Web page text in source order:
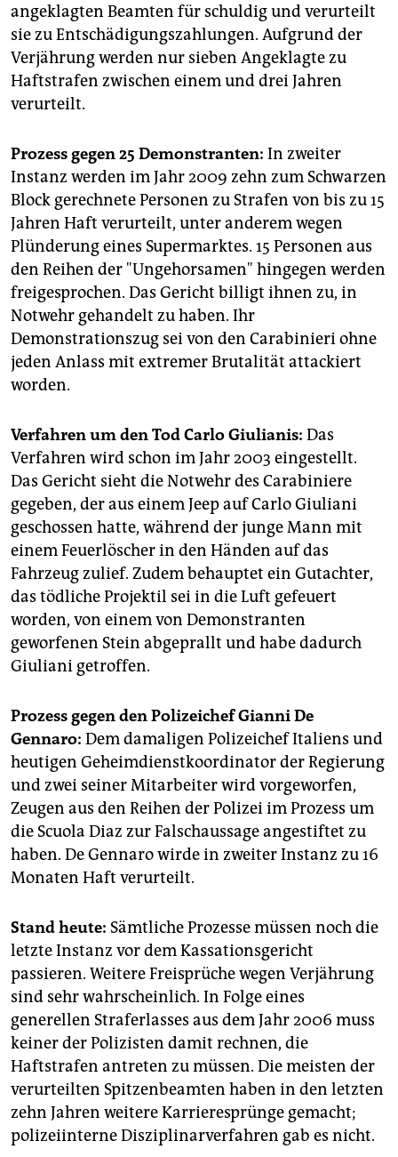
angeklagten Beamten für schuldig und verurteilt
sie zu Entschädigungszahlungen. Aufgrund der
Verjährung werden nur sieben Angeklagte zu
Haftstrafen zwischen einem und drei Jahren
verurteilt.
Prozess gegen 25 Demonstranten: In zweiter
Instanz werden im Jahr 2009 zehn zum Schwarzen
Block gerechnete Personen zu Strafen von bis zu 15
Jahren Haft verurteilt, unter anderem wegen
Plünderung eines Supermarktes. 15 Personen aus
den Reihen der "Ungehorsamen" hingegen werden
freigesprochen. Das Gericht billigt ihnen zu, in
Notwehr gehandelt zu haben. Ihr
Demonstrationszug sei von den Carabinieri ohne
jeden Anlass mit extremer Brutalität attackiert
worden.
Verfahren um den Tod Carlo Giulianis: Das
Verfahren wird schon im Jahr 2003 eingestellt.
Das Gericht sieht die Notwehr des Carabiniere
gegeben, der aus einem Jeep auf Carlo Giuliani
geschossen hatte, während der junge Mann mit
einem Feuerlöscher in den Händen auf das
Fahrzeug zulief. Zudem behauptet ein Gutachter,
das tödliche Projektil sei in die Luft gefeuert
worden, von einem von Demonstranten
geworfenen Stein abgeprallt und habe dadurch
Giuliani getroffen.
Prozess gegen den Polizeichef Gianni De
Gennaro: Dem damaligen Polizeichef Italiens und
heutigen Geheimdienstkoordinator der Regierung
und zwei seiner Mitarbeiter wird vorgeworfen,
Zeugen aus den Reihen der Polizei im Prozess um
die Scuola Diaz zur Falschaussage angestiftet zu
haben. De Gennaro wirde in zweiter Instanz zu 16
Monaten Haft verurteilt.
Stand heute: Sämtliche Prozesse müssen noch die
letzte Instanz vor dem Kassationsgericht
passieren. Weitere Freisprüche wegen Verjährung
sind sehr wahrscheinlich. In Folge eines
generellen Straferlasses aus dem Jahr 2006 muss
keiner der Polizisten damit rechnen, die
Haftstrafen antreten zu müssen. Die meisten der
verurteilten Spitzenbeamten haben in den letzten
zehn Jahren weitere Karrieresprünge gemacht;
polizeiinterne Disziplinarverfahren gab es nicht.